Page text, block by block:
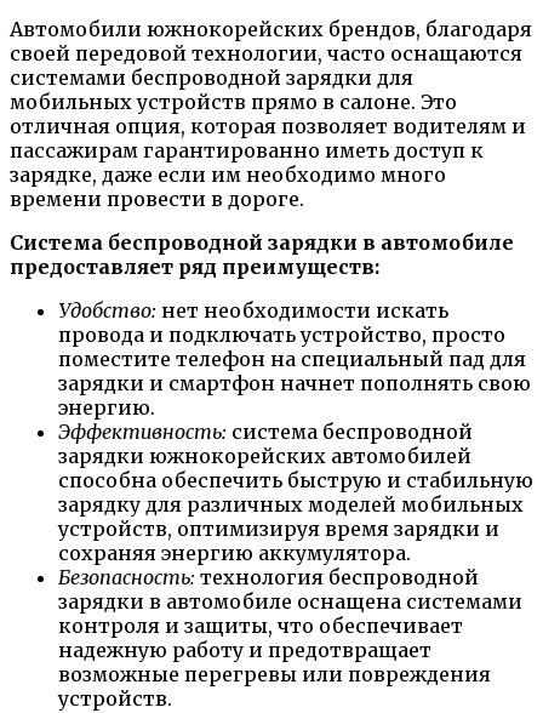
Автомобили южнокорейских брендов, благодаря
своей передовой технологии, часто оснащаются
системами беспроводной зарядки для
мобильных устройств прямо в салоне. Это
отличная опция, которая позволяет водителям и
пассажирам гарантированно иметь доступ к
зарядке, даже если им необходимо много
времени провести в дороге.
Система беспроводной зарядки в автомобиле
предоставляет ряд преимуществ:
Удобство: нет необходимости искать
провода и подключать устройство, просто
поместите телефон на специальный пад для
зарядки и смартфон начнет пополнять свою
энергию.
Эффективность: система беспроводной
зарядки южнокорейских автомобилей
способна обеспечить быструю и стабильную
зарядку для различных моделей мобильных
устройств, оптимизируя время зарядки и
сохраняя энергию аккумулятора.
Безопасность: технология беспроводной
зарядки в автомобиле оснащена системами
контроля и защиты, что обеспечивает
надежную работу и предотвращает
возможные перегревы или повреждения
устройств.